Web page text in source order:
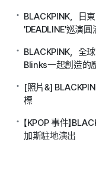
BLACKPINK，日
'DEADLINE'巡演圓
BLACKPINK，全
Blinks一起創造的
[照片&]
標
【KPOP 事件】
加斯駐地演出